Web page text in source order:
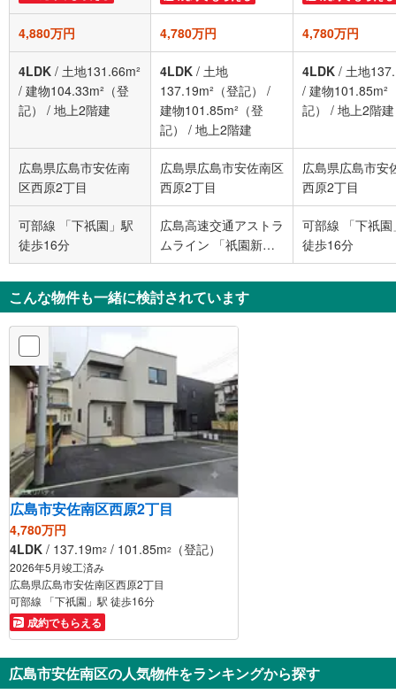
4,880万円 4,780万円 4,780万円
4LDK / 土地131.66m²
/ 建物104.33m²（登
記）
/ 地上2階建
4LDK / 土地
137.19m²（登記）
/
建物101.85m²（登
記）
/ 地上2階建
4LDK / 土地
/ 建物101.85m²
記）
/ 地上2階建
広島県広島市安佐南
区西原2丁目
広島県広島市安佐南区
西原2丁目
広島県広島市安
西原2丁目
可部線 「下祇園」駅
徒歩16分
広島高速交通アストラ
ムライン 「祇園新橋
北」駅 徒歩7分
可部線 「下祇園
徒歩16分
こんな物件も一緒に検討されています
広島市安佐南区西原2丁目
4,780万円
4LDK / 137.19m2 / 101.85m2 （登記）
2026年5月竣工済み
広島県広島市安佐南区西原2丁目
可部線 「下祇園」駅 徒歩16分
成約でもらえる
広島市安佐南区の人気物件をランキングから探す